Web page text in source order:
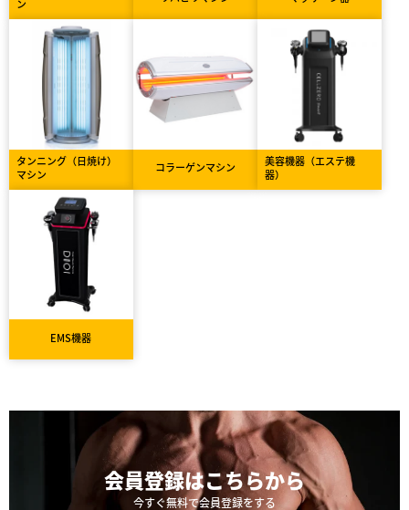
ン
タンニング（日焼け）
マシン
コラーゲンマシン
美容機器（エステ機
器）
EMS機器
会員登録はこちらから
今すぐ無料で会員登録をする